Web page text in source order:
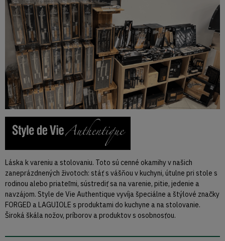
Láska k vareniu a stolovaniu. Toto sú cenné okamihy v našich
zaneprázdnených životoch: stáť s vášňou v kuchyni, útulne pri stole s
rodinou alebo priateľmi, sústrediť sa na varenie, pitie, jedenie a
navzájom. Style de Vie Authentique vyvíja špeciálne a štýlové značky
FORGED a LAGUIOLE s produktami do kuchyne a na stolovanie.
Široká škála nožov, príborov a produktov s osobnosťou.